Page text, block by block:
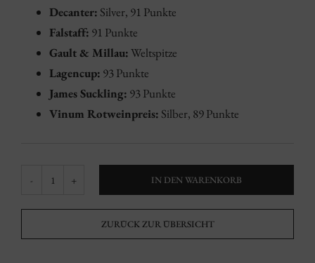
Decanter: Silver, 91 Punkte
Falstaff: 91 Punkte
Gault & Millau:Weltspitze
Lagencup: 93 Punkte
James Suckling: 93 Punkte
Vinum Rotweinpreis: Silber, 89 Punkte
Sommerhalde
Bombach
Spätburgunder
IN DEN WARENKORB
ZURÜCK ZUR ÜBERSICHT